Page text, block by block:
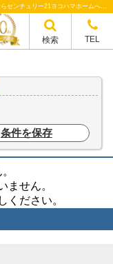
横浜市南区 ロフト ｜賃貸物件一覧｜横浜市の賃貸・不動産のことならセンチュリー21ヨコハマホームへ！横浜市の賃貸仲介や不動産売却・買取、不動産管理など不動産のことならなんでもご相談ください。
検索 TEL
条件を保存
ません。
ください。